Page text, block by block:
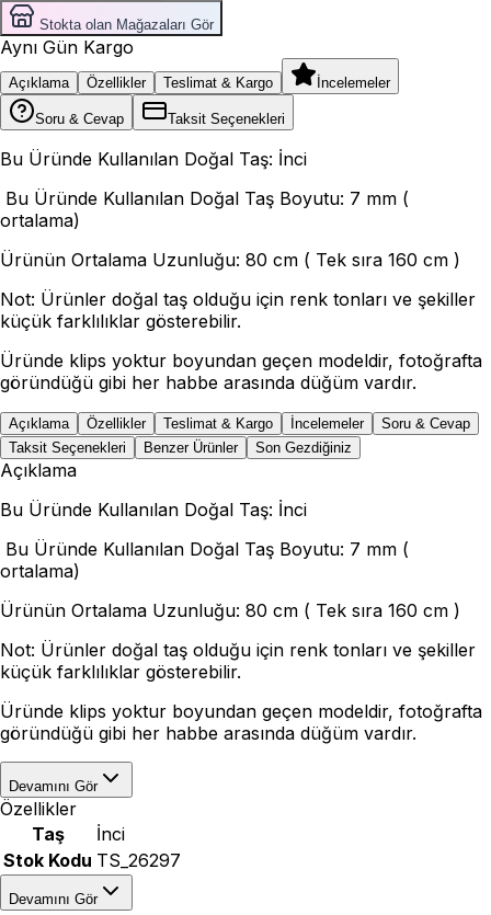
Stokta olan Mağazaları Gör
Aynı Gün Kargo
Açıklama Özellikler Teslimat & Kargo İncelemeler
Soru & Cevap Taksit Seçenekleri
Bu Üründe Kullanılan Doğal Taş: İnci
Bu Üründe Kullanılan Doğal Taş Boyutu: 7 mm (
ortalama)
Ürünün Ortalama Uzunluğu: 80 cm ( Tek sıra 160 cm )
Not: Ürünler doğal taş olduğu için renk tonları ve şekiller
küçük farklılıklar gösterebilir.
Üründe klips yoktur boyundan geçen modeldir, fotoğrafta
göründüğü gibi her habbe arasında düğüm vardır.
Açıklama Özellikler Teslimat & Kargo İncelemeler
Soru & Cevap
Taksit Seçenekleri
Benzer Ürünler Son Gezdiğiniz
Açıklama
Bu Üründe Kullanılan Doğal Taş: İnci
Bu Üründe Kullanılan Doğal Taş Boyutu: 7 mm (
ortalama)
Ürünün Ortalama Uzunluğu: 80 cm ( Tek sıra 160 cm )
Not: Ürünler doğal taş olduğu için renk tonları ve şekiller
küçük farklılıklar gösterebilir.
Üründe klips yoktur boyundan geçen modeldir, fotoğrafta
göründüğü gibi her habbe arasında düğüm vardır.
Devamını Gör
Özellikler
Taş
İnci
Stok Kodu TS_26297
Devamını Gör